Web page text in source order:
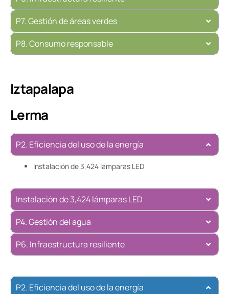
P7. Gestión de áreas verdes
P8. Consumo responsable
Iztapalapa
Lerma
P2. Eficiencia del uso de la energía
Instalación de 3,424 lámparas LED
Instalación de 3,424 lámparas LED
P4. Gestión del agua
P6. Infraestructura resiliente
P2. Eficiencia del uso de la energía